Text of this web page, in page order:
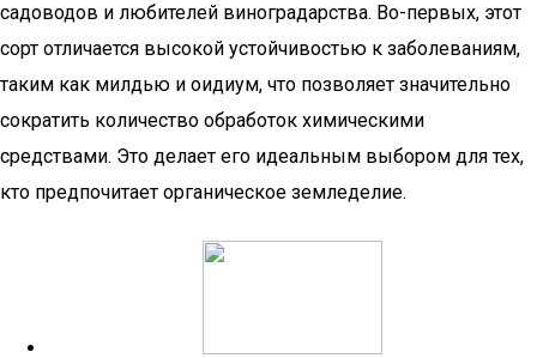
садоводов и любителей виноградарства. Во-первых, этот
сорт отличается высокой устойчивостью к заболеваниям,
таким как милдью и оидиум, что позволяет значительно
сократить количество обработок химическими
средствами. Это делает его идеальным выбором для тех,
кто предпочитает органическое земледелие.